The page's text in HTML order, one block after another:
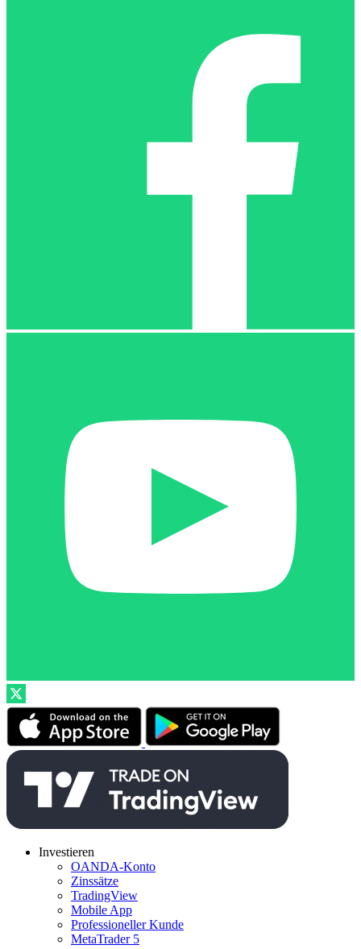
Investieren
OANDA-Konto
Zinssätze
TradingView
Mobile App
Professioneller Kunde
MetaTrader 5